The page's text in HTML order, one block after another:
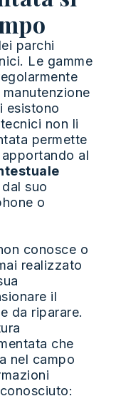
parchi
Le gamme
esistono
non li
permette
al
suo
o
conosce o
realizzato
il
da riparare.
che
nel campo